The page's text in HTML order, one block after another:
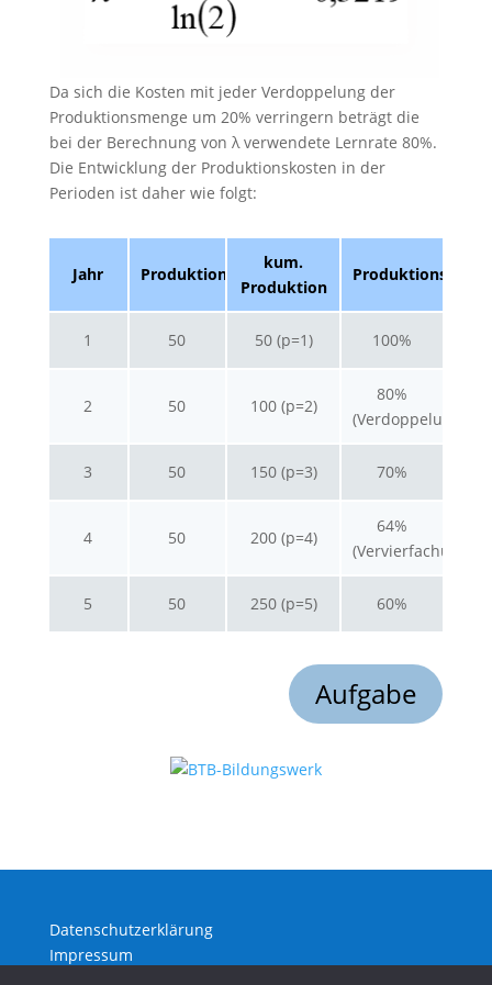
Da sich die Kosten mit jeder Verdoppelung der
Produktionsmenge um 20% verringern beträgt die
bei der Berechnung von λ verwendete Lernrate 80%.
Die Entwicklung der Produktionskosten in der
Perioden ist daher wie folgt:
Jahr Produktion
kum.
Produktion
1 50 50 (p=1) 100%
2 50 100 (p=2)
80%
(Verdoppelung)
3 50 150 (p=3) 70%
4 50 200 (p=4)
64%
(Vervierfachung)
5 50 250 (p=5) 60%
Aufgabe
Datenschutzerklärung
Impressum